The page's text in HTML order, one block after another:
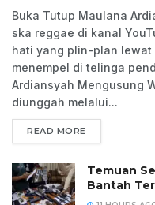
Buka Tutup Maulana
ska reggae di kanal
hati yang plin-plan lewat
menempel di telinga
Ardiansyah Mengusung
diunggah melalui...
READ MORE
Temuan
Bantah